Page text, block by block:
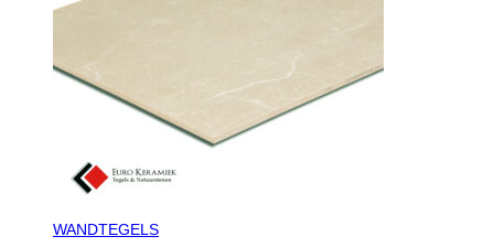
WANDTEGELS